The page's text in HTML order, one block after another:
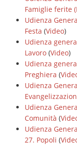
Famiglie ferite
Udienza
Festa (Video)
Udienza
Lavoro (Video)
Udienza
Preghiera (
Udienza
Udienza
Comunità (
Udienza
27. Popoli (